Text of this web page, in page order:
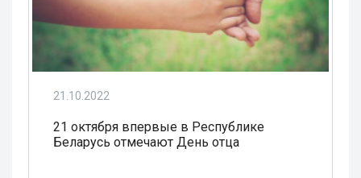
21.10.2022
21 октября впервые в Республике
Беларусь отмечают День отца